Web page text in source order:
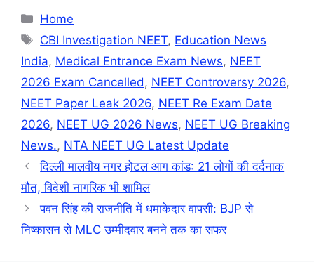
Categories
Home
Tags
CBI Investigation NEET, Education News
India, Medical Entrance Exam News, NEET
2026 Exam Cancelled, NEET Controversy 2026,
NEET Paper Leak 2026, NEET Re Exam Date
2026, NEET UG 2026 News, NEET UG Breaking
News., NTA NEET UG Latest Update
दिल्ली मालवीय नगर होटल आग कांड: 21 लोगों की दर्दनाक
मौत, विदेशी नागरिक भी शामिल
पवन सिंह की राजनीति में धमाकेदार वापसी: BJP से
निष्कासन से MLC उम्मीदवार बनने तक का सफर